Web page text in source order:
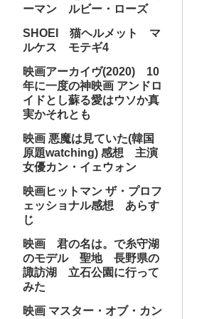
ーマン ルビー・ローズ
SHOEI 猫ヘルメット マ
ルケス モテギ4
映画アーカイヴ(2020) 10
年に一度の神映画 アンドロ
イドとし蘇る愛はウソか真
実かそれとも
映画 悪魔は見ていた(韓国
原題watching) 感想 主演
女優カン・イェウォン
映画ヒットマン ザ・プロフ
ェッショナル感想 あらす
じ
映画 君の名は。で糸守湖
のモデル 聖地 長野県の
諏訪湖 立石公園に行って
みた
映画 マスター・オブ・カン